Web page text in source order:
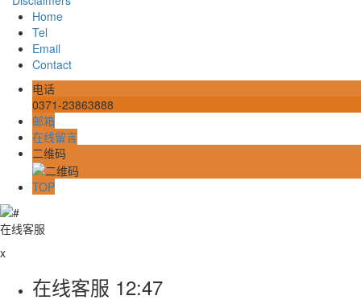
Home
Tel
Email
Contact
电话
0371-23863888
邮箱
在线留言
二维码
TOP
在线客服
x
在线客服 12:47